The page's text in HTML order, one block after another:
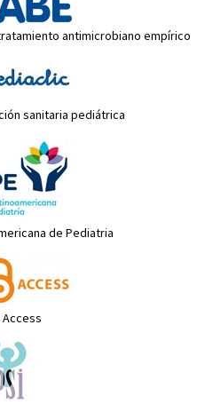
antimicrobiano empírico
sanitaria pediátrica
de Pediatria